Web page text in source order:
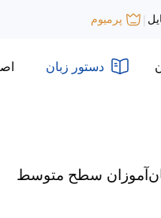
| پرمیوم
دستور زبان
سطح متوسط